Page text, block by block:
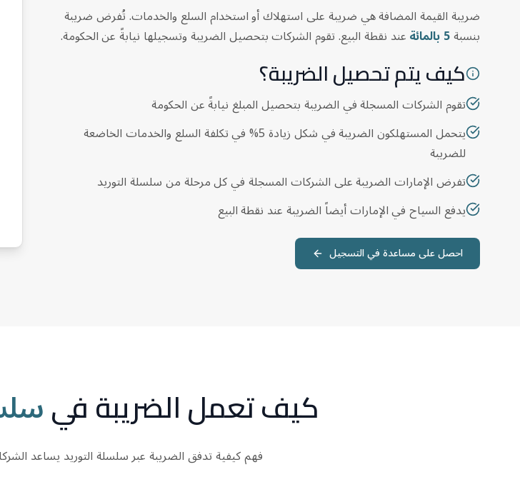
ضريبة القيمة المضافة هي ضريبة على استهلاك أو استخدام السلع والخدمات. تُفرض ضريبة
بنسبة5 بالمائة عند نقطة البيع. تقوم الشركات بتحصيل الضريبة وتسجيلها نيابةً عن الحكومة.
كيف يتم تحصيل الضريبة؟
تقوم الشركات المسجلة في الضريبة بتحصيل المبلغ نيابةً عن الحكومة
يتحمل المستهلكون الضريبة في شكل زيادة 5% في تكلفة السلع والخدمات الخاضعة
للضريبة
تفرض الإمارات الضريبة على الشركات المسجلة في كل مرحلة من سلسلة التوريد
يدفع السياح في الإمارات أيضاً الضريبة عند نقطة البيع
احصل على مساعدة في التسجيل
كيف تعمل الضريبة في
فهم كيفية تدفق الضريبة عبر سلسلة التوريد يساعد